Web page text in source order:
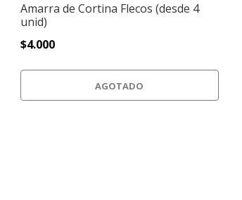
Amarra de Cortina Flecos (desde 4
unid)
$4.000
AGOTADO